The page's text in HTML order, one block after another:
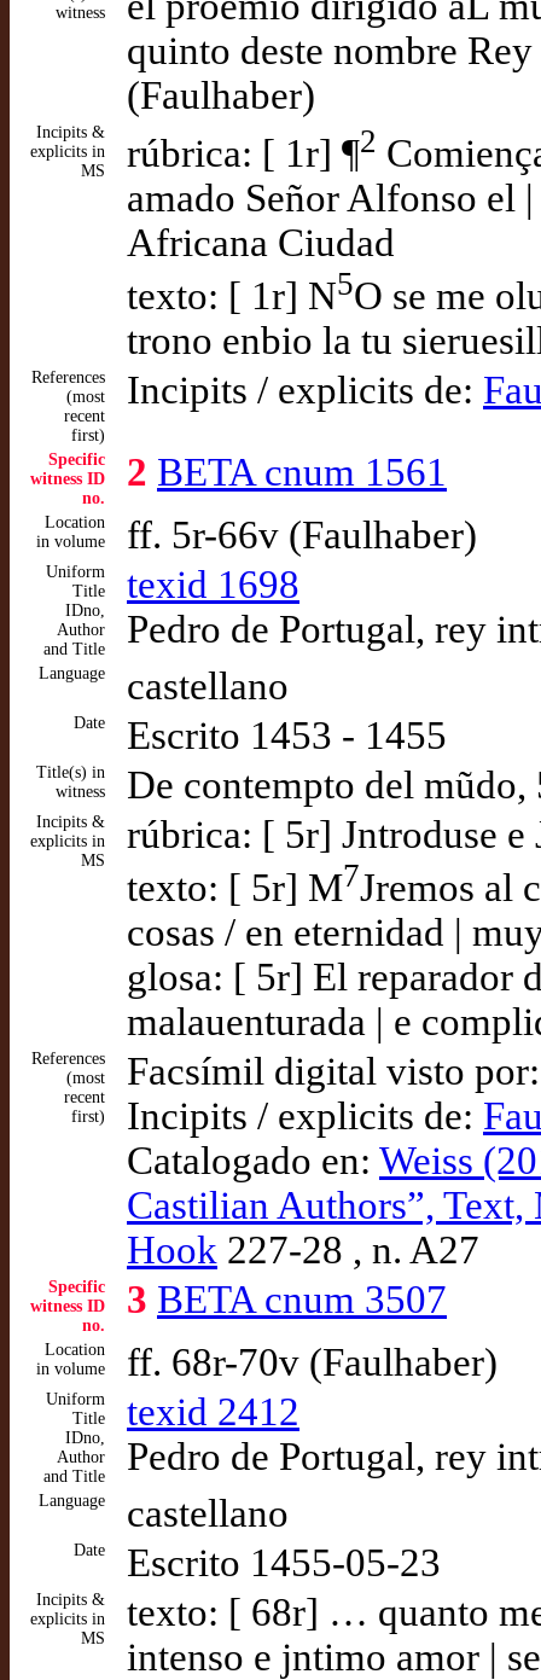
witness
quinto deste nombre
(Faulhaber)
Incipits &
explicits in
MS
rúbrica: [ 1r] ¶2
amado Señor Alfonso el
Africana Ciudad
texto: [ 1r] N5O se me
trono enbio la tu
References
(most
recent
first)
Incipits / explicits de:
Specific
witness ID
no.
2 BETA cnum 1561
Location
in volume
ff. 5r-66v (Faulhaber)
Uniform
Title
IDno,
Author
and Title
texid 1698
Pedro de Portugal, rey
Language castellano
Date Escrito 1453 - 1455
Title(s) in
witness
De contempto del mũdo,
Incipits &
explicits in
MS
rúbrica: [ 5r] Jntroduse e
texto: [ 5r] M7Jremos al
cosas / en eternidad |
glosa: [ 5r] El reparador
malauenturada | e
References
(most
recent
first)
Facsímil digital visto
Incipits / explicits de:
Catalogado en: Weiss
Castilian Authors”,
Hook 227-28 , n. A27
Specific
witness ID
no.
3 BETA cnum 3507
Location
in volume
ff. 68r-70v (Faulhaber)
Uniform
Title
IDno,
Author
and Title
texid 2412
Pedro de Portugal, rey
Language castellano
Date Escrito 1455-05-23
Incipits &
explicits in
MS
texto: [ 68r] … quanto
intenso e jntimo amor |